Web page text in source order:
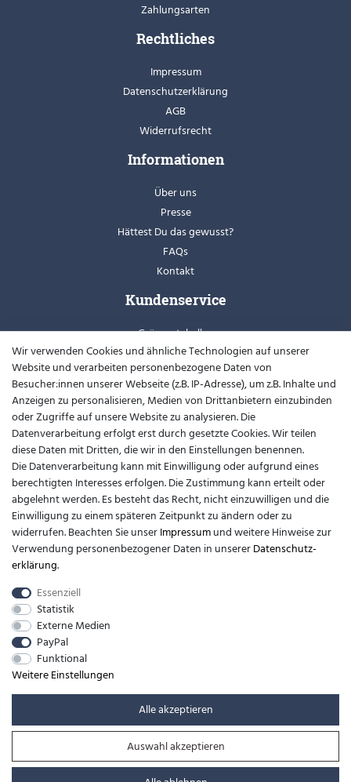
Zahlungsarten
Rechtliches
Impressum
Datenschutzerklärung
AGB
Widerrufsrecht
Informationen
Über uns
Presse
Hättest Du das gewusst?
FAQs
Kontakt
Kundenservice
Grössentabellen
Retoure
Schuhweiten
Youtube
Widerrufsformular
Kontakt
support@barfusslaufen.com
+49 (0)8807-214983
Anrufe aus dem dt. Festnetz zum Ortstarif, Preise aus dem Mobilfunknetz
© Copyright 2026 | Alle Rechte vorbehalten. -
barfusslaufen.com | Realisationcolornativ /
Wir verwenden Cookies und ähnliche Technologien auf unserer
Website und verarbeiten personenbezogene Daten von
Besucher:innen unserer Webseite (z.B. IP-Adresse), um z.B. Inhalte und
Anzeigen zu personalisieren, Medien von Drittanbietern einzubinden
oder Zugriffe auf unsere Website zu analysieren. Die
Datenverarbeitung erfolgt erst durch gesetzte Cookies. Wir teilen
diese Daten mit Dritten, die wir in den Einstellungen benennen.
Die Datenverarbeitung kann mit Einwilligung oder aufgrund eines
berechtigten Interesses erfolgen. Die Zustimmung kann erteilt oder
abgelehnt werden. Es besteht das Recht, nicht einzuwilligen und die
Einwilligung zu einem späteren Zeitpunkt zu ändern oder zu
widerrufen. Beachten Sie unserImpressumund weitere Hinweise zur
Verwendung personenbezogener Daten in unsererDaten­schutz­
erklärung.
Essenziell
Statistik
Externe Medien
PayPal
Funktional
Weitere Einstellungen
Alle akzeptieren
Auswahl akzeptieren